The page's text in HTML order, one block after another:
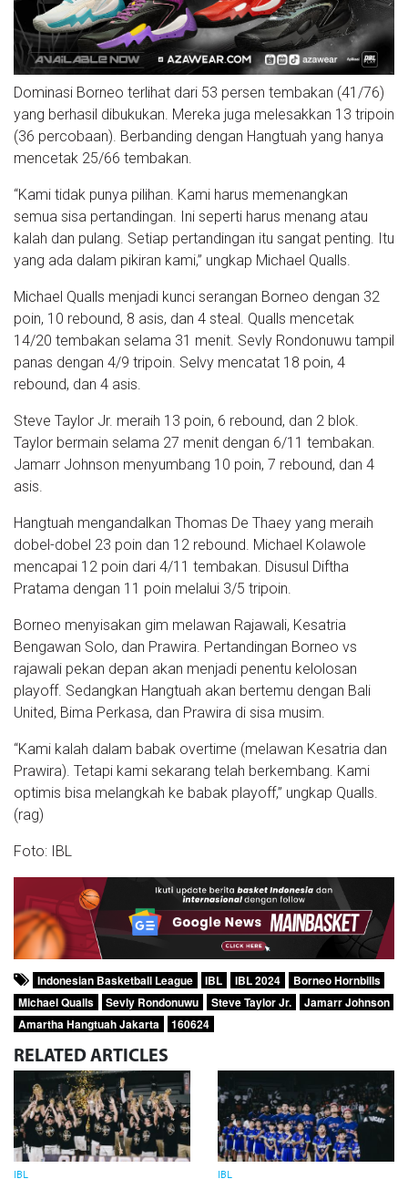
Dominasi Borneo terlihat dari 53 persen tembakan (41/76)
yang berhasil dibukukan. Mereka juga melesakkan 13 tripoin
(36 percobaan). Berbanding dengan Hangtuah yang hanya
mencetak 25/66 tembakan.
“Kami tidak punya pilihan. Kami harus memenangkan
semua sisa pertandingan. Ini seperti harus menang atau
kalah dan pulang. Setiap pertandingan itu sangat penting. Itu
yang ada dalam pikiran kami,” ungkap Michael Qualls.
Michael Qualls menjadi kunci serangan Borneo dengan 32
poin, 10 rebound, 8 asis, dan 4 steal. Qualls mencetak
14/20 tembakan selama 31 menit. Sevly Rondonuwu tampil
panas dengan 4/9 tripoin. Selvy mencatat 18 poin, 4
rebound, dan 4 asis.
Steve Taylor Jr. meraih 13 poin, 6 rebound, dan 2 blok.
Taylor bermain selama 27 menit dengan 6/11 tembakan.
Jamarr Johnson menyumbang 10 poin, 7 rebound, dan 4
asis.
Hangtuah mengandalkan Thomas De Thaey yang meraih
dobel-dobel 23 poin dan 12 rebound. Michael Kolawole
mencapai 12 poin dari 4/11 tembakan. Disusul Diftha
Pratama dengan 11 poin melalui 3/5 tripoin.
Borneo menyisakan gim melawan Rajawali, Kesatria
Bengawan Solo, dan Prawira. Pertandingan Borneo vs
rajawali pekan depan akan menjadi penentu kelolosan
playoff. Sedangkan Hangtuah akan bertemu dengan Bali
United, Bima Perkasa, dan Prawira di sisa musim.
“Kami kalah dalam babak overtime (melawan Kesatria dan
Prawira). Tetapi kami sekarang telah berkembang. Kami
optimis bisa melangkah ke babak playoff,” ungkap Qualls.
(rag)
Foto: IBL
Indonesian Basketball League IBL IBL 2024
Borneo Hornbills
Michael Qualls
Sevly Rondonuwu Steve Taylor Jr.
Jamarr Johnson
Amartha Hangtuah Jakarta
160624
RELATED ARTICLES
IBL IBL